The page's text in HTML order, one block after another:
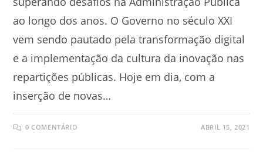
ao longo dos anos. O Governo no século XXI
vem sendo pautado pela transformação digital
e a implementação da cultura da inovação nas
repartições públicas. Hoje em dia, com a
inserção de novas…
0 COMENTÁRIO ABRIL 15, 2021